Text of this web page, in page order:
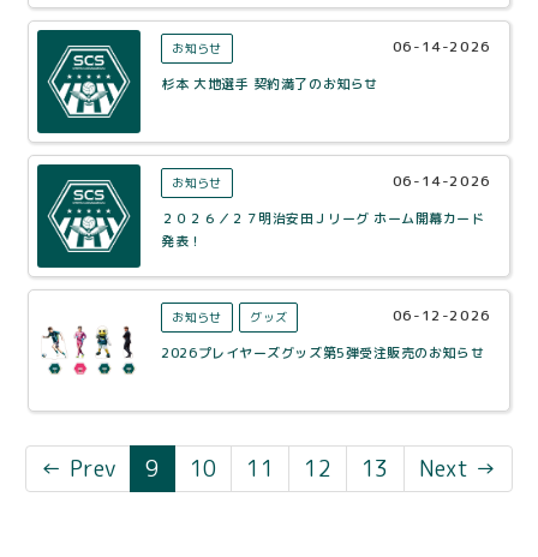
06-14-2026
お知らせ
杉本 大地選手 契約満了のお知らせ
06-14-2026
お知らせ
２０２６／２７明治安田Ｊリーグ ホーム開幕カード
発表！
06-12-2026
お知らせ グッズ
2026プレイヤーズグッズ第5弾受注販売のお知らせ
← Prev 9 10 11 12 13 Next →